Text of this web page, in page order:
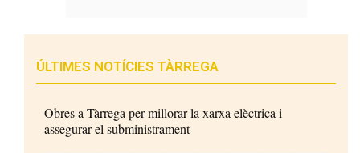
ÚLTIMES NOTÍCIES TÀRREGA
Obres a Tàrrega per millorar la xarxa elèctrica i
assegurar el subministrament